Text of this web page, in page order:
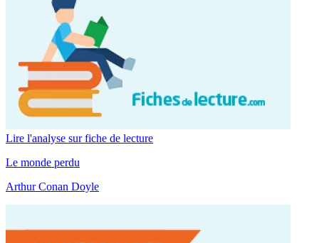
Lire l'analyse sur fiche de lecture
Le monde perdu
Arthur Conan Doyle